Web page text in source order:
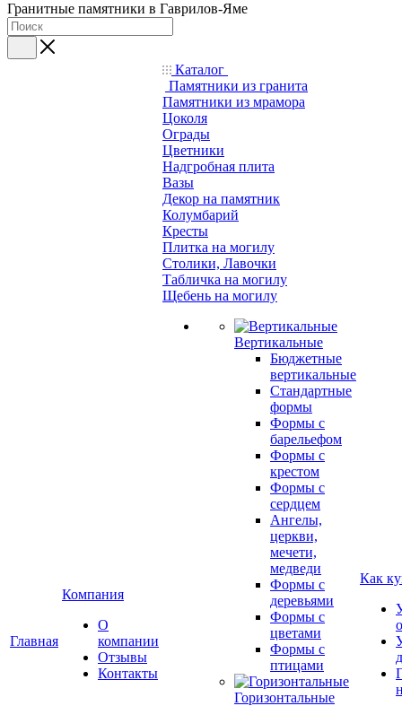
Гранитные памятники в Гаврилов-Яме
Главная
Компания
О
компании
Отзывы
Контакты
Каталог
Памятники из гранита
Памятники из мрамора
Цоколя
Ограды
Цветники
Надгробная плита
Вазы
Декор на памятник
Колумбарий
Кресты
Плитка на могилу
Столики, Лавочки
Табличка на могилу
Щебень на могилу
Вертикальные
Бюджетные
вертикальные
Стандартные
формы
Формы с
барельефом
Формы с
крестом
Формы с
сердцем
Ангелы,
церкви,
мечети,
медведи
Формы с
деревьями
Формы с
цветами
Формы с
птицами
Горизонтальные
Как